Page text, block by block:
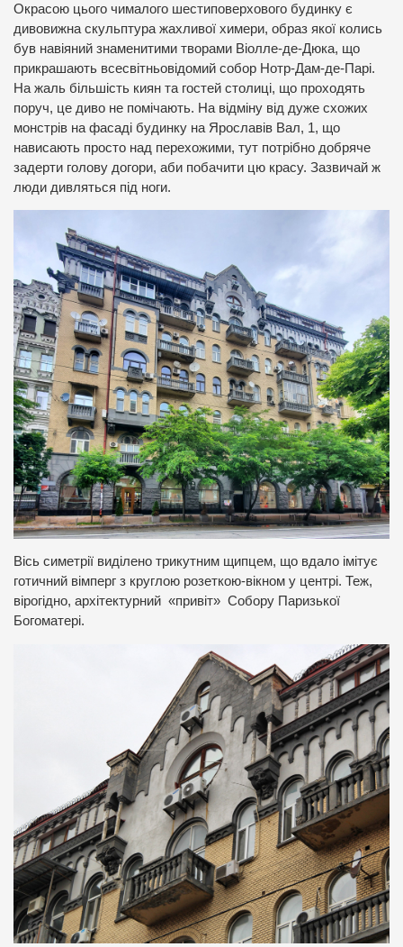
Окрасою цього чималого шестиповерхового будинку є
дивовижна скульптура жахливої химери, образ якої колись
був навіяний знаменитими творами Віолле-де-Дюка, що
прикрашають всесвітньовідомий собор Нотр-Дам-де-Парі.
На жаль більшість киян та гостей столиці, що проходять
поруч, це диво не помічають. На відміну від дуже схожих
монстрів на фасаді будинку на Ярославів Вал, 1, що
нависають просто над перехожими, тут потрібно добряче
задерти голову догори, аби побачити цю красу. Зазвичай ж
люди дивляться під ноги.
Вісь симетрії виділено трикутним щипцем, що вдало імітує
готичний вімперг з круглою розеткою-вікном у центрі. Теж,
вірогідно, архітектурний «привіт» Собору Паризької
Богоматері.